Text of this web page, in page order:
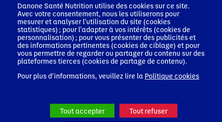
Dr Roseline Péluchon
for outgrowth of cow's milk allergy in children. Mol Omics. 2025 Jul 7;21(4):343-
Danone Santé Nutrition utilise des cookies sur ce site.
Avec votre consentement, nous les utiliserons pour
mesurer et analyser l'utilisation du site (cookies
statistiques) ; pour l'adapter à vos intérêts (cookies de
personnalisation) ; pour vous présenter des publicités et
des informations pertinentes (cookies de ciblage) et pour
vous permettre de regarder ou partager du contenu sur des
plateformes tierces (cookies de partage de contenu).
Pour plus d’informations, veuillez lire la Politique cookies
Tout accepter Tout refuser